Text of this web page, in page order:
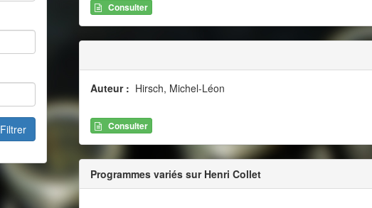
Filtrer
Consulter
Auteur : Hirsch, Michel-Léon
Consulter
Programmes variés sur Henri Collet